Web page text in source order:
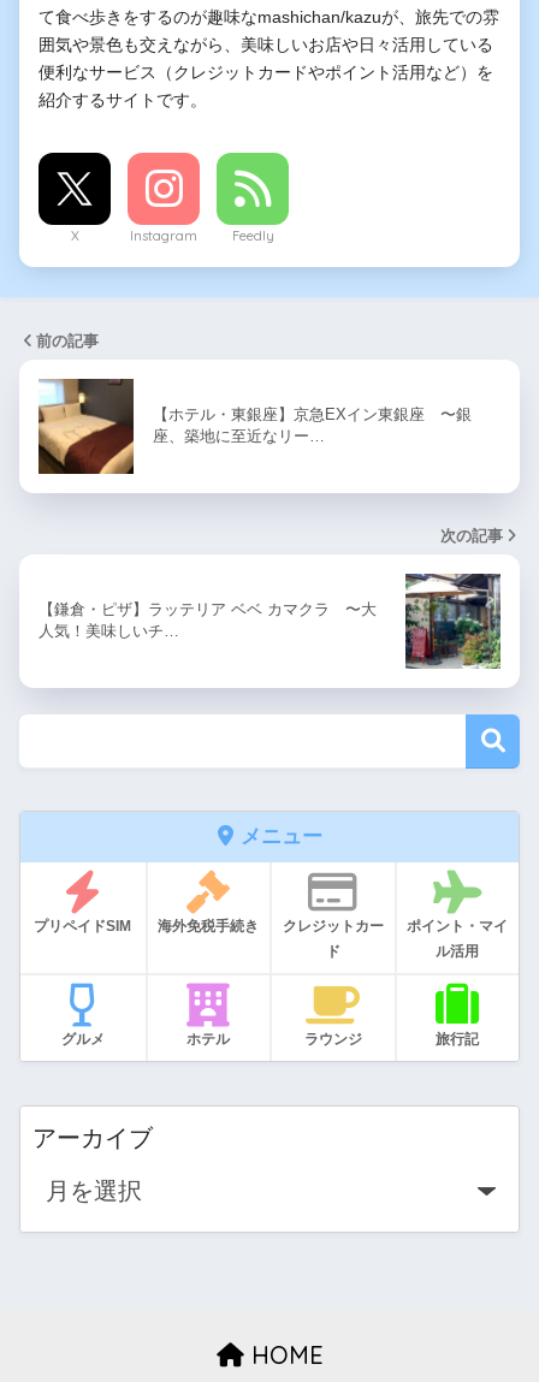
て食べ歩きをするのが趣味なmashichan/kazuが、旅先での雰
囲気や景色も交えながら、美味しいお店や日々活用している
便利なサービス（クレジットカードやポイント活用など）を
紹介するサイトです。
X Instagram Feedly
前の記事
【ホテル・東銀座】京急EXイン東銀座 〜銀
座、築地に至近なリー…
次の記事
【鎌倉・ピザ】ラッテリア ベベ カマクラ 〜大
人気！美味しいチ…
メニュー
プリペイドSIM 海外免税手続き
クレジットカー
ド
ポイント・マイ
ル活用
グルメ ホテル ラウンジ 旅行記
アーカイブ
HOME